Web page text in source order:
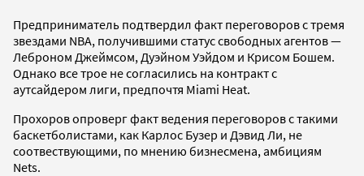
Предприниматель подтвердил факт переговоров с тремя
звездами NBA, получившими статус свободных агентов —
Леброном Джеймсом, Дуэйном Уэйдом и Крисом Бошем.
Однако все трое не согласились на контракт с
аутсайдером лиги, предпочтя Miami Heat.
Прохоров опроверг факт ведения переговоров с такими
баскетболистами, как Карлос Бузер и Дэвид Ли, не
соотвествующими, по мнению бизнесмена, амбициям
Nets.